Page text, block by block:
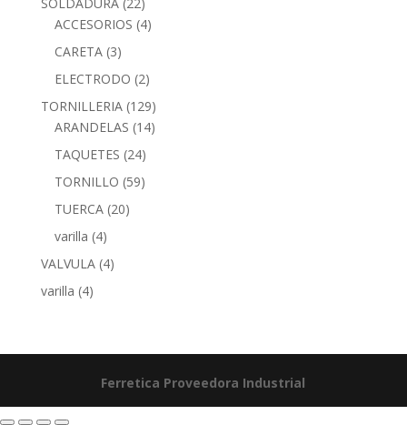
ACCESORIOS (4)
CARETA (3)
ELECTRODO (2)
TORNILLERIA (129)
ARANDELAS (14)
TAQUETES (24)
TORNILLO (59)
TUERCA (20)
varilla (4)
VALVULA (4)
varilla (4)
Ferretica Proveedora Industrial